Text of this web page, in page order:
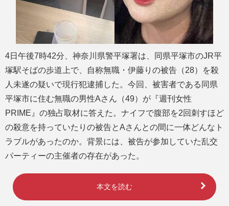
4日午後7時42分、神奈川県警平塚署は、同県平塚市のJR平
塚駅そばの歩道上で、自称無職・伊藤りの被告（28）を殺
人未遂の疑いで現行犯逮捕した。今回、被害者である同県
平塚市に住む無職の男性Aさん（49）が『週刊女性
PRIME』の独占取材に答えた。ナイフで腹部を2回刺すほど
の殺意を持っていたりの被告とAさんとの間に一体どんなト
ラブルがあったのか。背景には、被告が参加していた乱交
パーティーの主催者の存在があった。
本文を読む